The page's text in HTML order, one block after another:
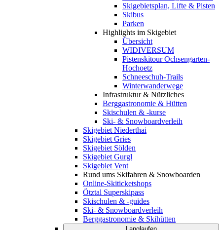
Skigebietsplan, Lifte & Pisten
Skibus
Parken
Highlights im Skigebiet
Übersicht
WIDIVERSUM
Pistenskitour Ochsengarten-
Hochoetz
Schneeschuh-Trails
Winterwanderwege
Infrastruktur & Nützliches
Berggastronomie & Hütten
Skischulen & -kurse
Ski- & Snowboardverleih
Skigebiet Niederthai
Skigebiet Gries
Skigebiet Sölden
Skigebiet Gurgl
Skigebiet Vent
Rund ums Skifahren & Snowboarden
Online-Skiticketshops
Ötztal Superskipass
Skischulen & -guides
Ski- & Snowboardverleih
Berggastronomie & Skihütten